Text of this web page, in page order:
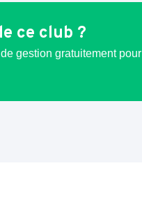
ce club ?
gestion gratuitement pour